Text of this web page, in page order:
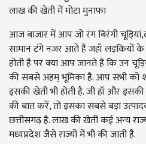
लाख की खेती में मोटा मुनाफा
आज बाजार में आप जो रंग बिरंगी
सामान टंगे नजर आते हैं जहाँ लड़कियों
होती है पर क्या आप जानते हैं कि उन
की सबसे अहम् भूमिका है. आप सभी को
इसकी खेती भी होती है. जी हाँ और
की बात करें, तो इसका सबसे बड़ा
छत्तीसगढ़ है. लाख की खेती कई अन्य
मध्यप्रदेश जैसे राज्यों में भी की जाती है.